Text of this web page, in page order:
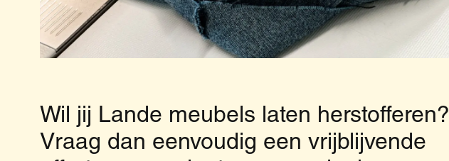
Wil jij Lande meubels laten herstofferen?
Vraag dan eenvoudig een vrijblijvende